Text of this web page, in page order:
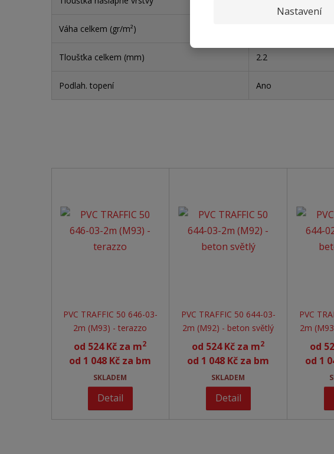
Nastavení
Váha celkem (gr/m²)
Tloušťka celkem (mm) 2.2
Podlah. topení Ano
PVC TRAFFIC 50 646-03-
2m (M93) - terazzo
od 524 Kč za m2
od 1 048 Kč za bm
SKLADEM
Detail
PVC TRAFFIC 50 644-03-
2m (M92) - beton světlý
od 524 Kč za m2
od 1 048 Kč za bm
SKLADEM
Detail
PVC
2m
od
od 1